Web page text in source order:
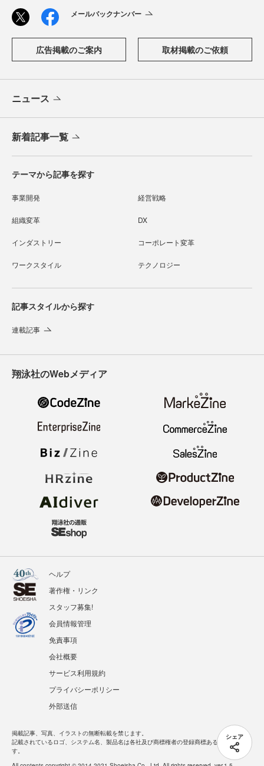
シェア
メールバックナンバー
広告掲載のご案内 取材掲載のご依頼
ニュース
新着記事一覧
テーマから記事を探す
事業開発 経営戦略
組織変革 DX
インダストリー コーポレート変革
ワークスタイル テクノロジー
記事スタイルから探す
連載記事
翔泳社のWebメディア
ヘルプ
著作権・リンク
スタッフ募集!
会員情報管理
免責事項
会社概要
サービス利用規約
プライバシーポリシー
外部送信
掲載記事、写真、イラストの無断転載を禁じます。
記載されているロゴ、システム名、製品名は各社及び商標権者の登録商標あるいは商標で
す。